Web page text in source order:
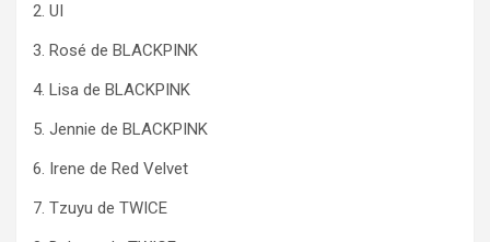
2. UI
3. Rosé de BLACKPINK
4. Lisa de BLACKPINK
5. Jennie de BLACKPINK
6. Irene de Red Velvet
7. Tzuyu de TWICE